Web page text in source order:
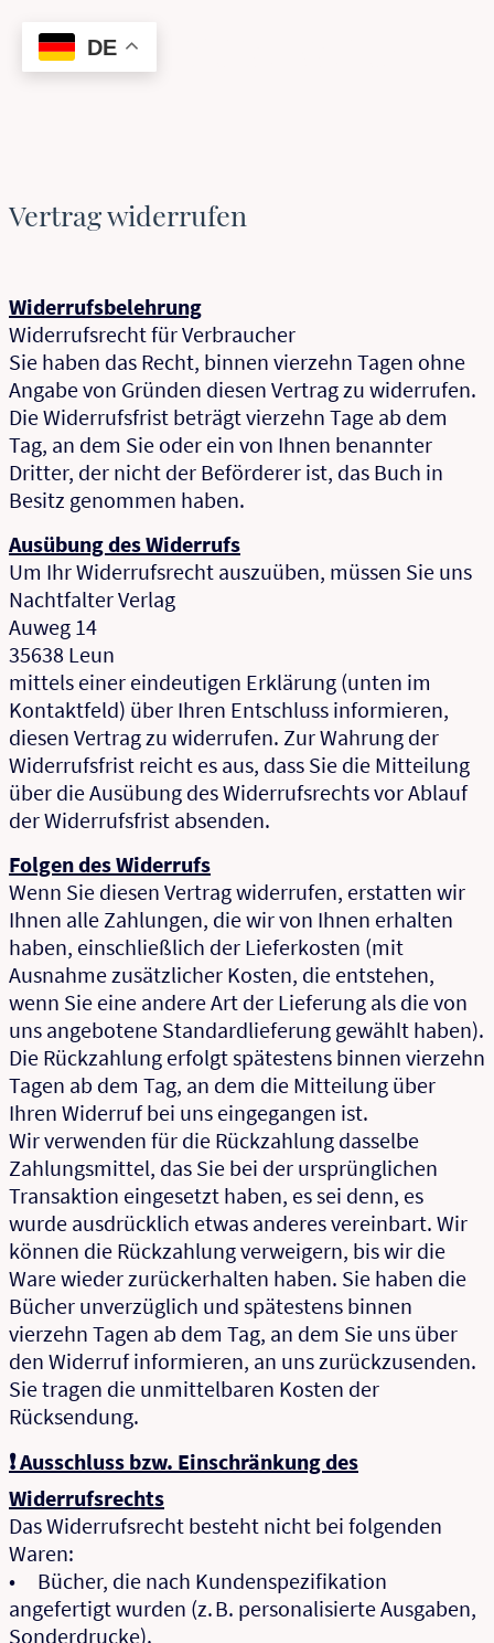
Nachtfalter Verlag
Vertrag widerrufen
Widerrufsbelehrung
Widerrufsrecht für Verbraucher
Sie haben das Recht, binnen vierzehn Tagen ohne
Angabe von Gründen diesen Vertrag zu widerrufen.
Die Widerrufsfrist beträgt vierzehn Tage ab dem
Tag, an dem Sie oder ein von Ihnen benannter
Dritter, der nicht der Beförderer ist, das Buch in
Besitz genommen haben.
Ausübung des Widerrufs
Um Ihr Widerrufsrecht auszuüben, müssen Sie uns
Nachtfalter Verlag
Auweg 14
35638 Leun
mittels einer eindeutigen Erklärung (unten im
Kontaktfeld) über Ihren Entschluss informieren,
diesen Vertrag zu widerrufen. Zur Wahrung der
Widerrufsfrist reicht es aus, dass Sie die Mitteilung
über die Ausübung des Widerrufsrechts vor Ablauf
der Widerrufsfrist absenden.
Folgen des Widerrufs
Wenn Sie diesen Vertrag widerrufen, erstatten wir
Ihnen alle Zahlungen, die wir von Ihnen erhalten
haben, einschließlich der Lieferkosten (mit
Ausnahme zusätzlicher Kosten, die entstehen,
wenn Sie eine andere Art der Lieferung als die von
uns angebotene Standardlieferung gewählt haben).
Die Rückzahlung erfolgt spätestens binnen vierzehn
Tagen ab dem Tag, an dem die Mitteilung über
Ihren Widerruf bei uns eingegangen ist.
Wir verwenden für die Rückzahlung dasselbe
Zahlungsmittel, das Sie bei der ursprünglichen
Transaktion eingesetzt haben, es sei denn, es
wurde ausdrücklich etwas anderes vereinbart. Wir
können die Rückzahlung verweigern, bis wir die
Ware wieder zurückerhalten haben. Sie haben die
Bücher unverzüglich und spätestens binnen
vierzehn Tagen ab dem Tag, an dem Sie uns über
den Widerruf informieren, an uns zurückzusenden.
Sie tragen die unmittelbaren Kosten der
Rücksendung.
❗ Ausschluss bzw. Einschränkung des
Widerrufsrechts
Das Widerrufsrecht besteht nicht bei folgenden
Waren:
• Bücher, die nach Kundenspezifikation
angefertigt wurden (z. B. personalisierte Ausgaben,
Sonderdrucke).
DE